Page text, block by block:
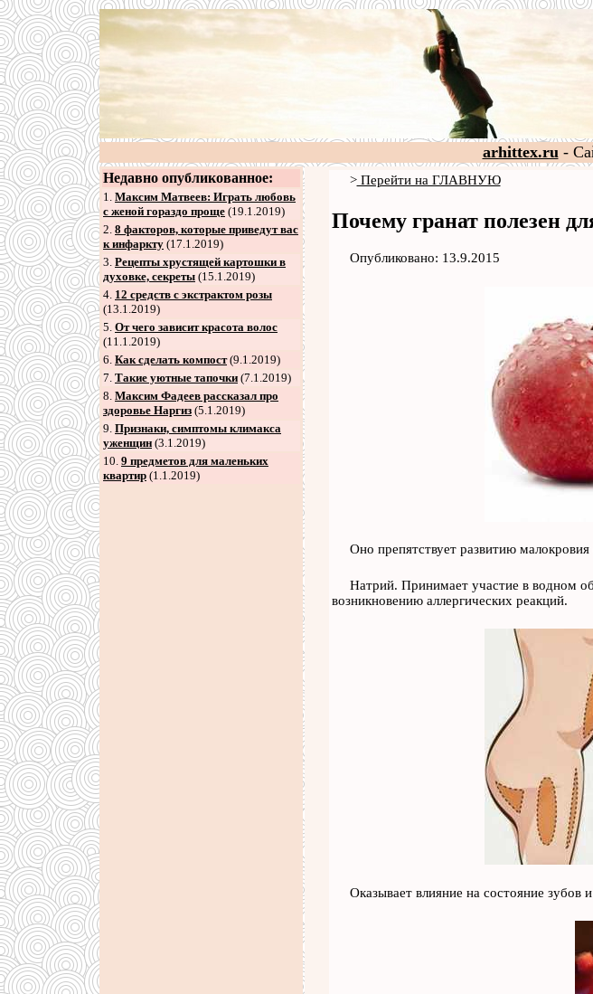
arhittex.ru-
Недавно опубликованное:
1. Максим Матвеев: Играть любовь
с женой гораздо проще (19.1.2019)
2. 8 факторов, которые приведут вас
к инфаркту (17.1.2019)
3. Рецепты хрустящей картошки в
духовке, секреты (15.1.2019)
4. 12 средств с экстрактом розы
(13.1.2019)
5. От чего зависит красота волос
(11.1.2019)
6. Как сделать компост(9.1.2019)
7. Такие уютные тапочки (7.1.2019)
8. Максим Фадеев рассказал про
здоровье Наргиз (5.1.2019)
9. Признаки, симптомы климакса
уженщин (3.1.2019)
10. 9 предметов для маленьких
квартир (1.1.2019)
>Перейти на ГЛАВНУЮ
Почему гранат полезен
Опубликовано: 13.9.2015
Оно препятствует развитию
Натрий. Принимает участие в водном
возникновению аллергических реакций.
Оказывает влияние на состояние зубов